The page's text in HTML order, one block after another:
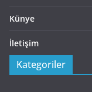
Künye
İletişim
Kategoriler